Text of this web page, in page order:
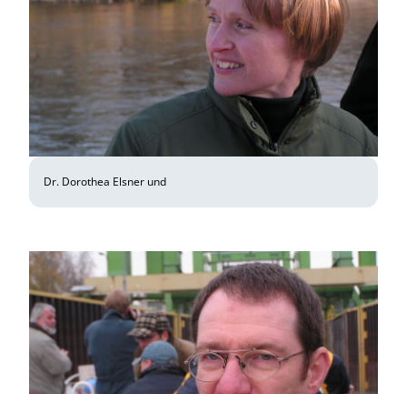
Dr. Dorothea Elsner und